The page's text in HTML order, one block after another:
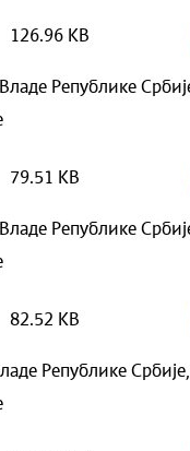
126.96 KB
Републике
79.51 KB
Републике
82.52 KB
Републике Србије,